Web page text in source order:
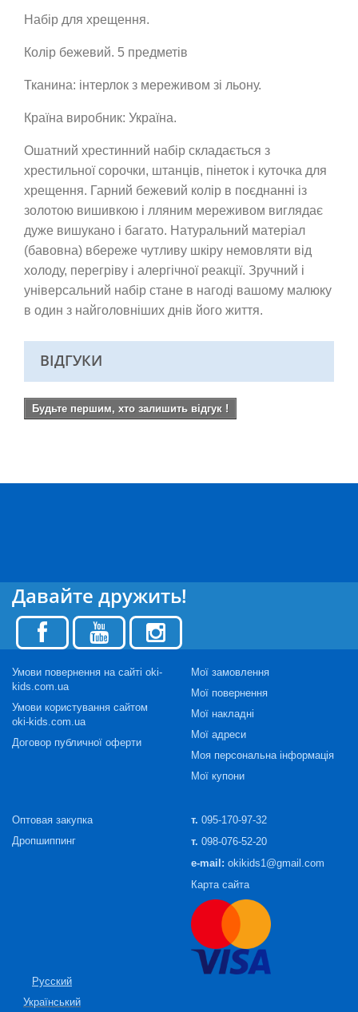
Набір для хрещення.
Колір бежевий. 5 предметів
Тканина: інтерлок з мереживом зі льону.
Країна виробник: Україна.
Ошатний хрестинний набір складається з
хрестильної сорочки, штанців, пінеток і куточка для
хрещення. Гарний бежевий колір в поєднанні із
золотою вишивкою і лляним мереживом виглядає
дуже вишукано і багато. Натуральний матеріал
(бавовна) вбереже чутливу шкіру немовляти від
холоду, перегріву і алергічної реакції. Зручний і
універсальний набір стане в нагоді вашому малюку
в один з найголовніших днів його життя.
ВІДГУКИ
Будьте першим, хто залишить відгук !
Давайте дружить!
Умови повернення на сайті oki-
kids.com.ua
Умови користування сайтом
oki-kids.com.ua
Договор публичної оферти
Мої замовлення
Мої повернення
Мої накладні
Мої адреси
Моя персональна інформація
Мої купони
Оптовая закупка
Дропшиппинг
т. 095-170-97-32
т. 098-076-52-20
e-mail: okikids1@gmail.com
Карта сайта
Русский
Український